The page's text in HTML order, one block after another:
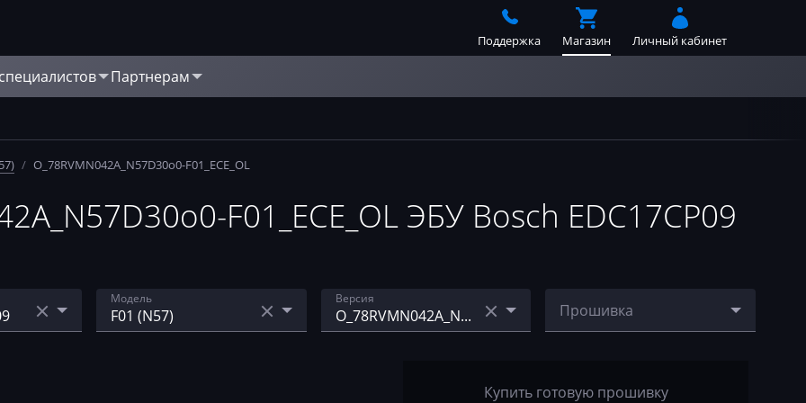
Поддержка Магазин Личный кабинет
Партнерам
/ O_78RVMN042A_N57D30o0-F01_ECE_OL
F01_ECE_OL ЭБУ Bosch EDC17CP09
Модель Версия
Прошивка
F01_ECE_OL_stage1_egr&
Купить готовую прошивку